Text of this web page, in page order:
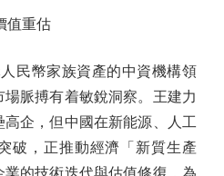
重估
幣家族資產的中資機構領
脈搏有着敏銳洞察。王建力
企，但中國在新能源、人工
破，正推動經濟「新質生產
的技術迭代與估值修復，為